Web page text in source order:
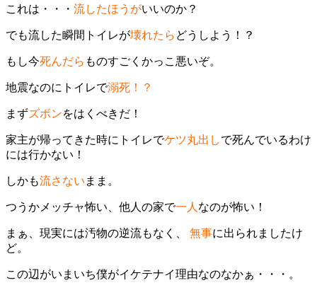
これは・・・ 流したほうがいいのか？
でも流した瞬間トイレが壊れたら どうしよう！？
もし今死んだら ものすごくかっこ悪いぞ。
地震なのにトイレで溺死！？
まずズボンをはくべきだ！
家主が帰ってきた時にトイレでケツ丸出しで死んでいるわけ
には行かない！
しかも流さない まま。
つうかメッチャ怖い、他人の家で一人 なのが怖い！
まぁ、現実には汚物の逆流もなく、 無事に出られましたけ
ど。
この辺がいまいち僕がイケテナイ理由なのなかぁ・・・。